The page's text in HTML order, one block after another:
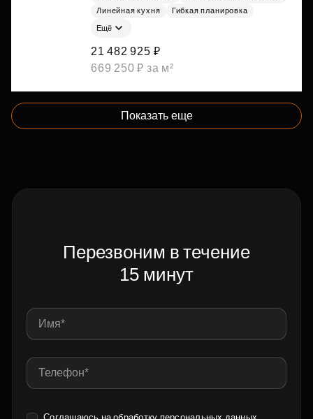
Линейная кухня
Гибкая планировка
Ещё
21 482 925 ₽
669 250 ₽ за м²
Показать еще
Перезвоним в течение
15 минут